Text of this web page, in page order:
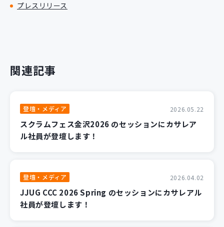
プレスリリース
関連記事
登壇・メディア 2026.05.22
スクラムフェス金沢2026 のセッションにカサレア
ル社員が登壇します！
登壇・メディア 2026.04.02
JJUG CCC 2026 Spring のセッションにカサレアル
社員が登壇します！